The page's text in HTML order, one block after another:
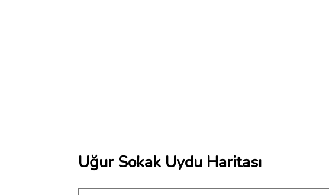
Uğur Sokak Uydu Haritası